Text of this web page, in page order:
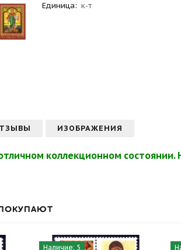
Единица: к-т
ИЗОБРАЖЕНИЯ
коллекционном состоянии.
Наличие: 5